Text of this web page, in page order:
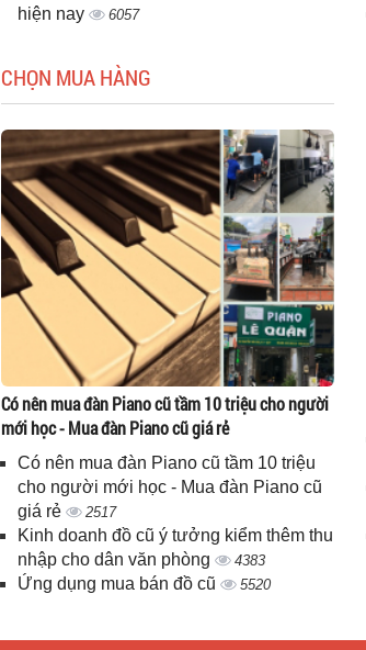
hiện nay
6057
CHỌN MUA HÀNG
Có nên mua đàn Piano cũ tầm 10 triệu cho người
mới học - Mua đàn Piano cũ giá rẻ
Có nên mua đàn Piano cũ tầm 10 triệu
cho người mới học - Mua đàn Piano cũ
giá rẻ
2517
Kinh doanh đồ cũ ý tưởng kiểm thêm thu
nhập cho dân văn phòng
4383
Ứng dụng mua bán đồ cũ 5520